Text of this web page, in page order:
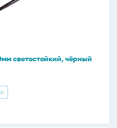
светостойкий, чёрный